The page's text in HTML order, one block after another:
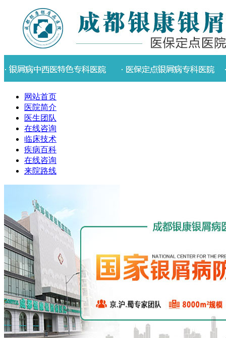
网站首页
医院简介
医生团队
在线咨询
临床技术
疾病百科
在线咨询
来院路线